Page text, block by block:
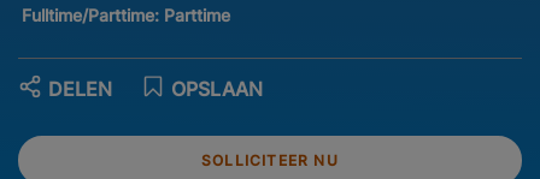
Fulltime/Parttime: Parttime
SOLLICITEER NU
OPSLAAN
DELEN